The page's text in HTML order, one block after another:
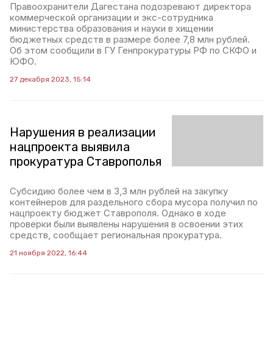
Правоохранители Дагестана подозревают директора
коммерческой организации и экс-сотрудника
министерства образования и науки в хищении
бюджетных средств в размере более 7,8 млн рублей.
Об этом сообщили в ГУ Генпрокуратуры РФ по СКФО и
ЮФО.
27 декабря 2023, 15:14
Нарушения в реализации
нацпроекта выявила
прокуратура Ставрополья
Субсидию более чем в 3,3 млн рублей на закупку
контейнеров для раздельного сбора мусора получил по
нацпроекту бюджет Ставрополя. Однако в ходе
проверки были выявлены нарушения в освоении этих
средств, сообщает региональная прокуратура.
21 ноября 2022, 16:44